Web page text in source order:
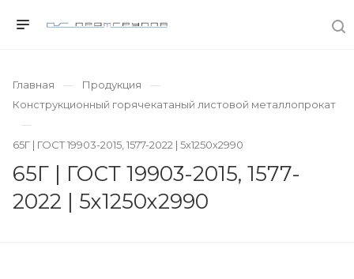
Главная
Продукция
Конструкционный горячекатаный листовой металлопрокат
65Г | ГОСТ 19903-2015, 1577-2022 | 5х1250х2990
65Г | ГОСТ 19903-2015, 1577-
2022 | 5х1250х2990